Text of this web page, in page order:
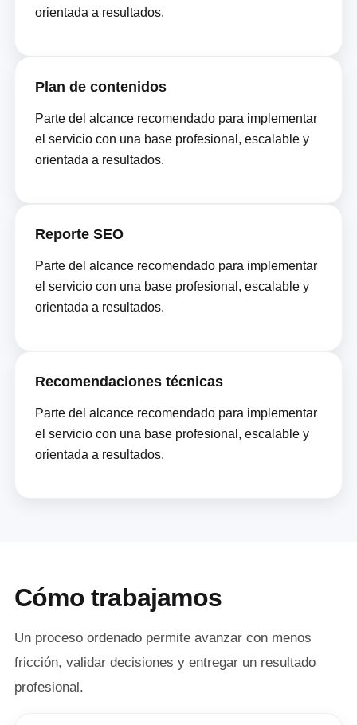
orientada a resultados.
Plan de contenidos
Parte del alcance recomendado para implementar
el servicio con una base profesional, escalable y
orientada a resultados.
Reporte SEO
Parte del alcance recomendado para implementar
el servicio con una base profesional, escalable y
orientada a resultados.
Recomendaciones técnicas
Parte del alcance recomendado para implementar
el servicio con una base profesional, escalable y
orientada a resultados.
Cómo trabajamos
Un proceso ordenado permite avanzar con menos
fricción, validar decisiones y entregar un resultado
profesional.